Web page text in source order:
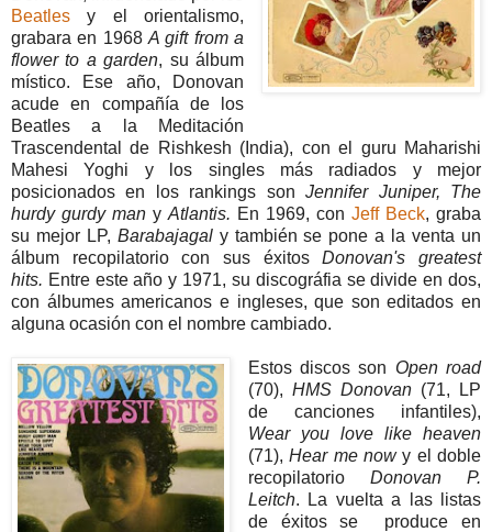
Beatles y el orientalismo,
grabara en 1968A gift from a
flower to a garden, su álbum
místico. Ese año, Donovan
acude en compañía de los
Beatles a la Meditación
Trascendental de Rishkesh (India), con el guru Maharishi
Mahesi Yoghi y los singles más radiados y mejor
posicionados en los rankings sonJennifer Juniper, The
hurdy gurdy man y Atlantis. En 1969, con Jeff Beck, graba
su mejor LP, Barabajagal y también se pone a la venta un
álbum recopilatorio con sus éxitosDonovan's greatest
hits. Entre este año y 1971, su discográfia se divide en dos,
con álbumes americanos e ingleses, que son editados en
alguna ocasión con el nombre cambiado.
Estos discos son Open road
(70), HMS Donovan(71, LP
de canciones infantiles),
Wear you love like heaven
(71),Hear me nowy el doble
recopilatorio Donovan P.
Leitch. La vuelta a las listas
de éxitos se produce en